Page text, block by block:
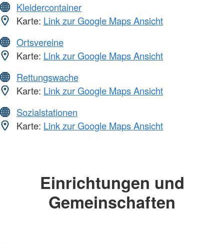
Kleidercontainer
Karte: Link zur Google Maps Ansicht
Ortsvereine
Karte: Link zur Google Maps Ansicht
Rettungswache
Karte: Link zur Google Maps Ansicht
Sozialstationen
Karte: Link zur Google Maps Ansicht
Einrichtungen und
Gemeinschaften